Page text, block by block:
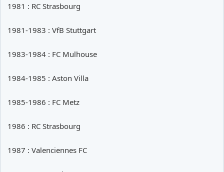
1981 : RC Strasbourg
1981-1983 : VfB Stuttgart
1983-1984 : FC Mulhouse
1984-1985 : Aston Villa
1985-1986 : FC Metz
1986 : RC Strasbourg
1987 : Valenciennes FC